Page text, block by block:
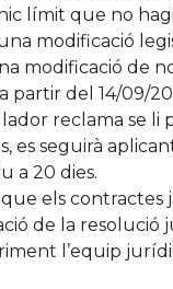
límit que no
modificació
modificació de
del 14/09/
reclama se
es seguirà
a 20 dies.
els contractes
de la resolució
l’equip